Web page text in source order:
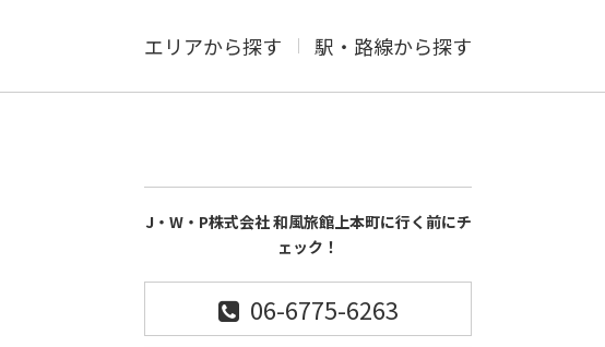
エリアから探す 駅・路線から探す
J・W・P株式会社 和風旅館上本町に行く前にチ
ェック！
06-6775-6263